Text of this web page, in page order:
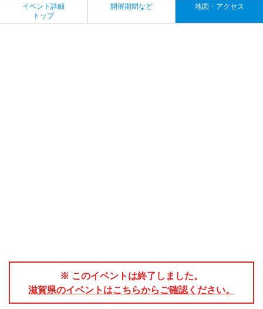
イベント詳細
トップ
開催期間など 地図・アクセス
※ このイベントは終了しました。
滋賀県のイベントはこちらからご確認ください。